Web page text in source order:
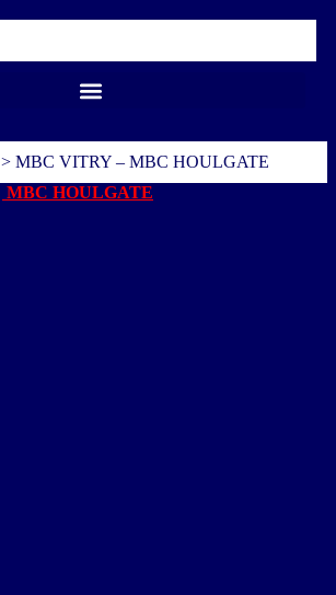
> MBC VITRY – MBC HOULGATE
MBC HOULGATE